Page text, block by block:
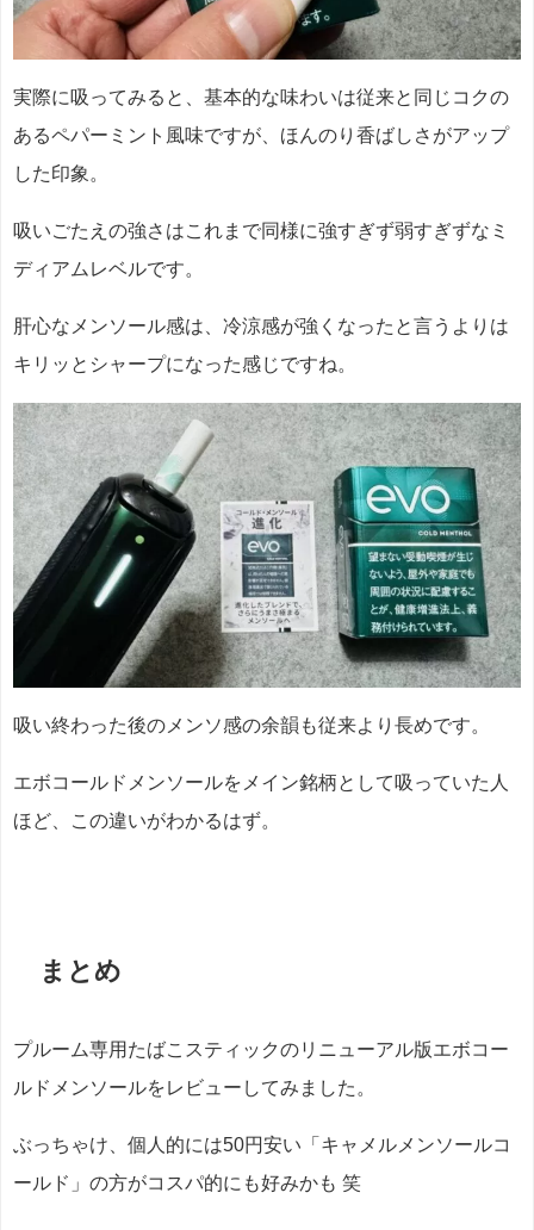
実際に吸ってみると、基本的な味わいは従来と同じコクの
あるペパーミント風味ですが、ほんのり香ばしさがアップ
した印象。
吸いごたえの強さはこれまで同様に強すぎず弱すぎずなミ
ディアムレベルです。
肝心なメンソール感は、冷涼感が強くなったと言うよりは
キリッとシャープになった感じですね。
吸い終わった後のメンソ感の余韻も従来より長めです。
エボコールドメンソールをメイン銘柄として吸っていた人
ほど、この違いがわかるはず。
まとめ
プルーム専用たばこスティックのリニューアル版エボコー
ルドメンソールをレビューしてみました。
ぶっちゃけ、個人的には50円安い「キャメルメンソールコ
ールド」の方がコスパ的にも好みかも 笑